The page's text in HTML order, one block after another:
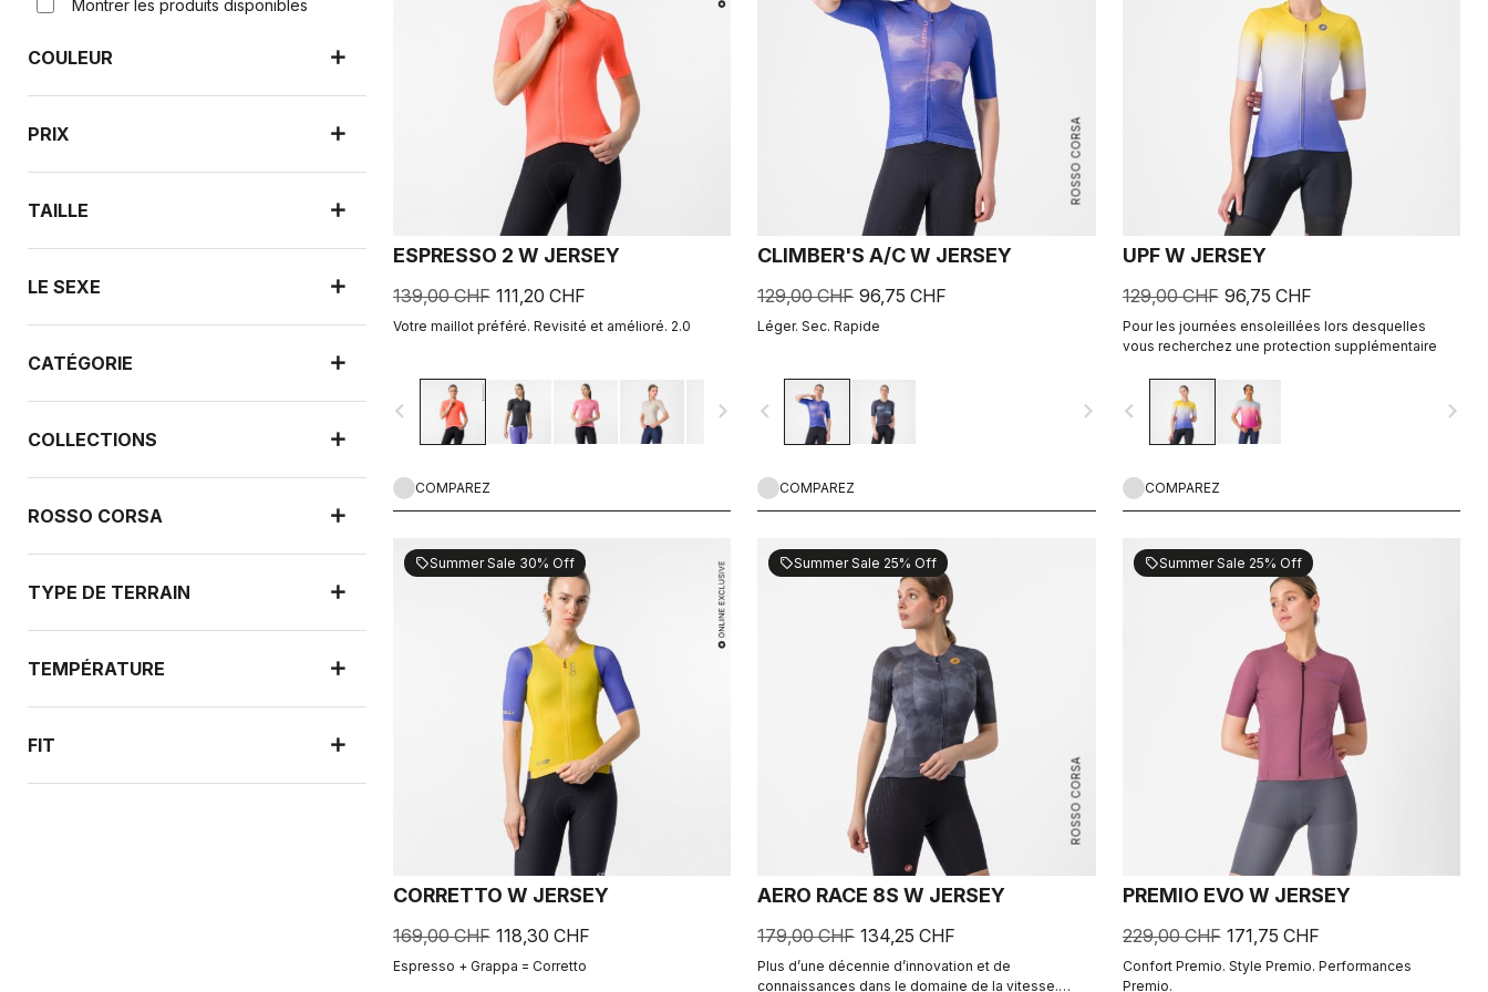
Montrer les produits disponibles
COULEUR
PRIX
TAILLE
LE SEXE
CATÉGORIE
COLLECTIONS
ROSSO CORSA
TYPE DE TERRAIN
TEMPÉRATURE
FIT
ESPRESSO 2 W JERSEY
139,00 CHF 111,20 CHF
Votre maillot préféré. Revisité et amélioré. 2.0
navigate_before navigate_next
COMPAREZ
ROSSO CORSA
CLIMBER'S A/C W JERSEY
129,00 CHF 96,75 CHF
Léger. Sec. Rapide
navigate_before navigate_next
COMPAREZ
UPF W JERSEY
129,00 CHF 96,75 CHF
Pour les journées ensoleillées lors desquelles
vous recherchez une protection supplémentaire
navigate_before navigate_next
COMPAREZ
sellSummer Sale 30% Off
CORRETTO W JERSEY
169,00 CHF 118,30 CHF
Espresso + Grappa = Corretto
ROSSO CORSA
sellSummer Sale 25% Off
AERO RACE 8S W JERSEY
179,00 CHF 134,25 CHF
Plus d’une décennie d’innovation et de
connaissances dans le domaine de la vitesse.
sellSummer Sale 25% Off
PREMIO EVO W JERSEY
229,00 CHF 171,75 CHF
Confort Premio. Style Premio. Performances
Premio.